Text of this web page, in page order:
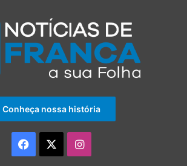
Conheça nossa história
Facebook Instagram